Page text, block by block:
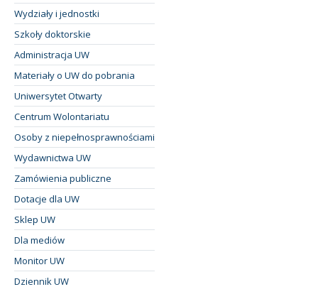
Wydziały i jednostki
Szkoły doktorskie
Administracja UW
Materiały o UW do pobrania
Uniwersytet Otwarty
Centrum Wolontariatu
Osoby z niepełnosprawnościami
Wydawnictwa UW
Zamówienia publiczne
Dotacje dla UW
Sklep UW
Dla mediów
Monitor UW
Dziennik UW